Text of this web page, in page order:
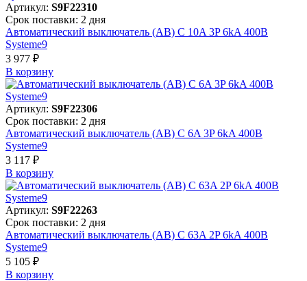
Артикул: S9F22310
Срок поставки: 2 дня
Автоматический выключатель (АВ) C 10A 3P 6kA 400В
Systeme9
3 977 ₽
В корзинy
Артикул: S9F22306
Срок поставки: 2 дня
Автоматический выключатель (АВ) C 6A 3P 6kA 400В
Systeme9
3 117 ₽
В корзинy
Артикул: S9F22263
Срок поставки: 2 дня
Автоматический выключатель (АВ) C 63A 2P 6kA 400В
Systeme9
5 105 ₽
В корзинy